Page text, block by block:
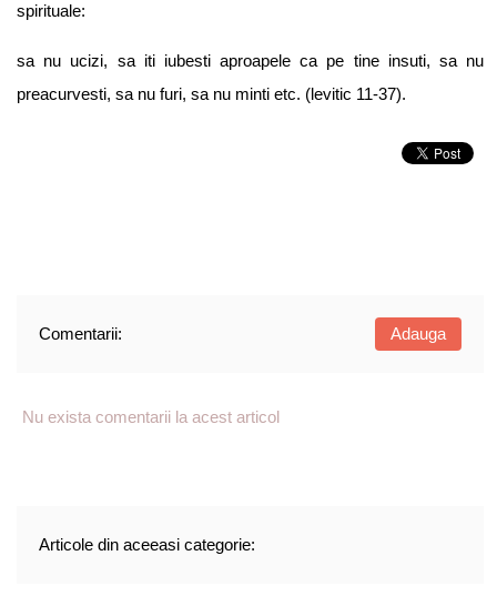
spirituale:
sa nu ucizi, sa iti iubesti aproapele ca pe tine insuti, sa nu
preacurvesti, sa nu furi, sa nu minti etc. (levitic 11-37).
Comentarii: Adauga
Nu exista comentarii la acest articol
Articole din aceeasi categorie: